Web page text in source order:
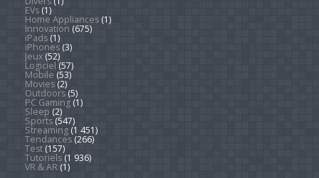
EVs(1)
Home Appliances(1)
Innovation (675)
iPads(1)
iPhones(3)
Jeux(52)
Logiciel (57)
Mobile (53)
Movies(2)
Outdoors(5)
PC Gaming(1)
Sleep (2)
Sports(547)
Streaming(1 451)
Tendances(266)
Test(157)
Tutoriels(1 936)
VR & AR(1)